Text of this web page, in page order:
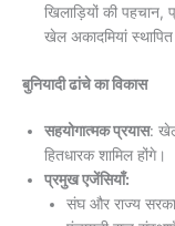
खिलाड़ियों की
खेल अकादमियां स्थापित
बुनियादी ढांचे का विकास
सहयोगात्मक प्रयास:
हितधारक शामिल होंगे।
प्रमुख एजेंसियाँ:
संघ और राज्य